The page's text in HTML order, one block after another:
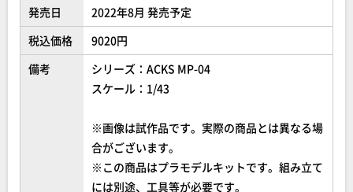
発売日
2022年8月 発売予定
税込価格
9020円
備考
シリーズ：ACKS MP-04
スケール：1/43
※画像は試作品です。実際の商品とは異なる場
合がございます。
※この商品はプラモデルキットです。組み立て
には別途、工具等が必要です。